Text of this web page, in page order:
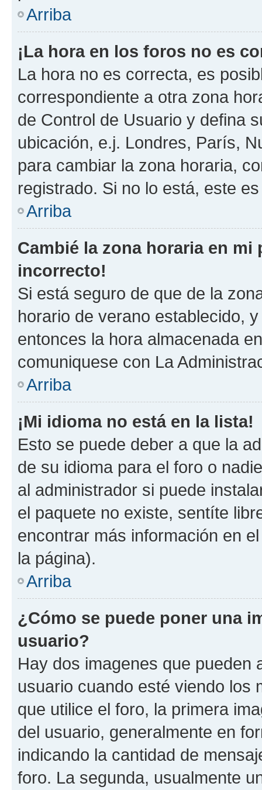
Arriba
¡La hora en los foros no es
La hora no es correcta, es
correspondiente a otra zona
de Control de Usuario y defina
ubicación, e.j. Londres, París,
para cambiar la zona horaria,
registrado. Si no lo está, este
Arriba
Cambié la zona horaria en
incorrecto!
Si está seguro de que de la
horario de verano establecido,
entonces la hora almacenada
comuniquese con La
Arriba
¡Mi idioma no está en la lista!
Esto se puede deber a que la
de su idioma para el foro o
al administrador si puede
el paquete no existe, sentíte
encontrar más información en
la página).
Arriba
¿Cómo se puede poner una
usuario?
Hay dos imagenes que pueden
usuario cuando esté viendo los
que utilice el foro, la primera
del usuario, generalmente en
indicando la cantidad de
foro. La segunda, usualmente